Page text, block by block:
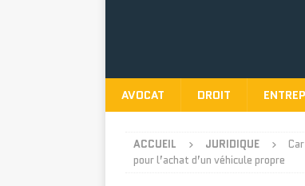
AVOCAT DROIT
ACCUEIL JURIDIQUE
pour l’achat d’un véhicule propre